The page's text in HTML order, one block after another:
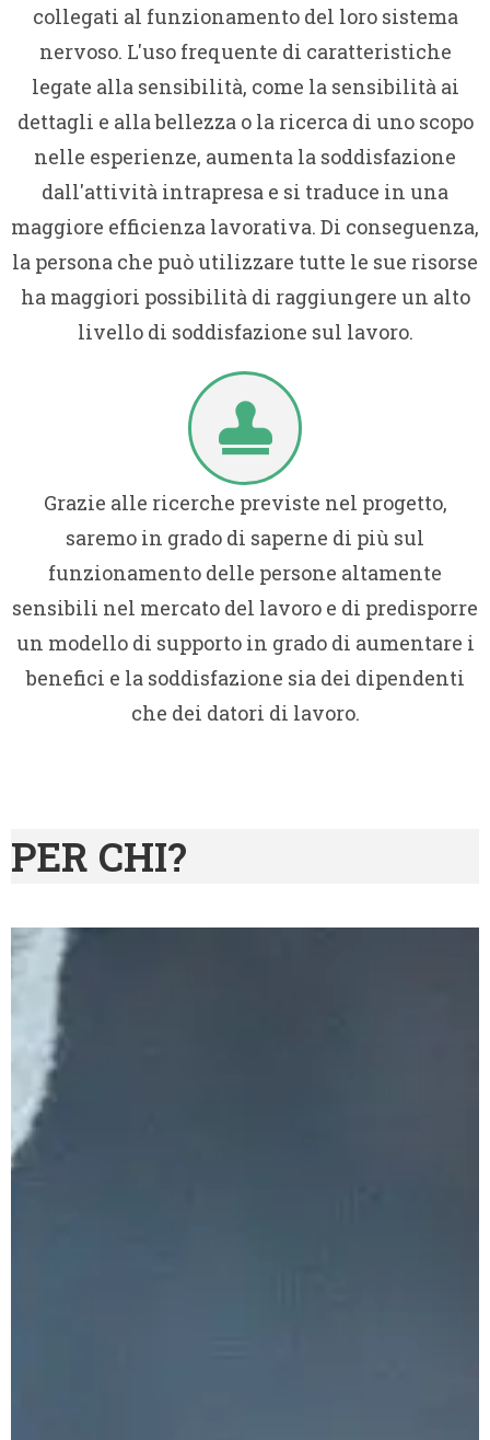
collegati al funzionamento del loro sistema
nervoso. L'uso frequente di caratteristiche
legate alla sensibilità, come la sensibilità ai
dettagli e alla bellezza o la ricerca di uno scopo
nelle esperienze, aumenta la soddisfazione
dall'attività intrapresa e si traduce in una
maggiore efficienza lavorativa. Di conseguenza,
la persona che può utilizzare tutte le sue risorse
ha maggiori possibilità di raggiungere un alto
livello di soddisfazione sul lavoro.
Grazie alle ricerche previste nel progetto,
saremo in grado di saperne di più sul
funzionamento delle persone altamente
sensibili nel mercato del lavoro e di predisporre
un modello di supporto in grado di aumentare i
benefici e la soddisfazione sia dei dipendenti
che dei datori di lavoro.
PER CHI?